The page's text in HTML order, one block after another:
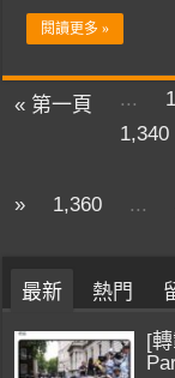
閱讀更多 »
« 第一頁 ...
1,340
»
1,360 ...
最新 熱門
[